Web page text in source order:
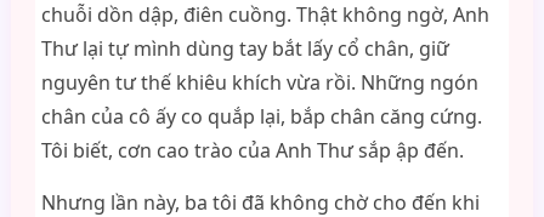
chuỗi dồn dập, điên cuồng. Thật không ngờ, Anh
Thư lại tự mình dùng tay bắt lấy cổ chân, giữ
nguyên tư thế khiêu khích vừa rồi. Những ngón
chân của cô ấy co quắp lại, bắp chân căng cứng.
Tôi biết, cơn cao trào của Anh Thư sắp ập đến.
Nhưng lần này, ba tôi đã không chờ cho đến khi